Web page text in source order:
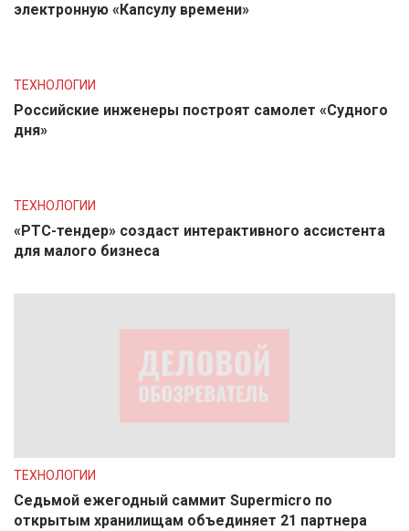
электронную «Капсулу времени»
ТЕХНОЛОГИИ
Российские инженеры построят самолет «Судного
дня»
ТЕХНОЛОГИИ
«РТС-тендер» создаст интерактивного ассистента
для малого бизнеса
ТЕХНОЛОГИИ
Седьмой ежегодный саммит Supermicro по
открытым хранилищам объединяет 21 партнера